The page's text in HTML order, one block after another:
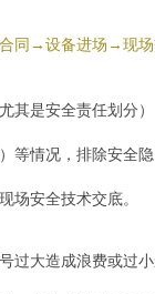
同→设备进场→现
其是安全责任划分
等情况，排除安全隐
场安全技术交底。
过大造成浪费或过